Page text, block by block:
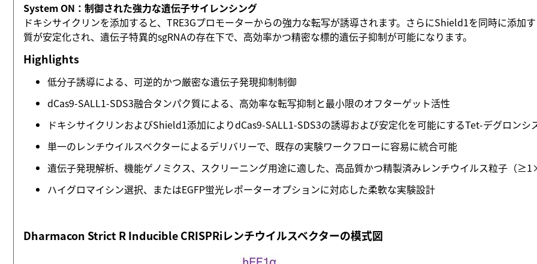
System ON：制御された強力な遺伝子サイレンシング
ドキシサイクリンを添加すると、TRE3Gプロモーターからの強力な転写が誘導されます。さらにShield1を同時に添加
質が安定化され、遺伝子特異的sgRNAの存在下で、高効率かつ精密な標的遺伝子抑制が可能になります。
Highlights
低分子誘導による、可逆的かつ厳密な遺伝子発現抑制制御
dCas9‑SALL1‑SDS3融合タンパク質による、高効率な転写抑制と最小限のオフターゲット活性
ドキシサイクリンおよびShield1添加によりdCas9‑SALL1‑SDS3の誘導および安定化を可能にするTet‑デグロンシ
単一のレンチウイルスベクターによるデリバリーで、既存の実験ワークフローに容易に統合可能
遺伝子発現解析、機能ゲノミクス、スクリーニング用途に適した、高品質かつ精製済みレンチウイルス粒子（
ハイグロマイシン選択、またはEGFP蛍光レポーターオプションに対応した柔軟な実験設計
Dharmacon Strict R Inducible CRISPRiレンチウイルスベクターの模式図